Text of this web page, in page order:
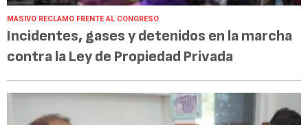
MASIVO RECLAMO FRENTE AL CONGRESO
Incidentes, gases y detenidos en la marcha
contra la Ley de Propiedad Privada